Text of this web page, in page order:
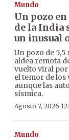
Mundo
Un pozo
de la India
un inusual
Un pozo de
aldea remota
vuelto viral por
el temor de
aunque las
sísmica.
Agosto 7, 2026
Mundo